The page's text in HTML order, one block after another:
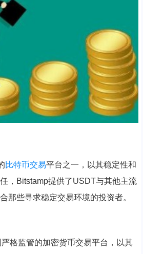
比特币交易平台之一，以其稳定性和
，Bitstamp提供了USDT与其他主流
那些寻求稳定交易环境的投资者。
格监管的加密货币交易平台，以其